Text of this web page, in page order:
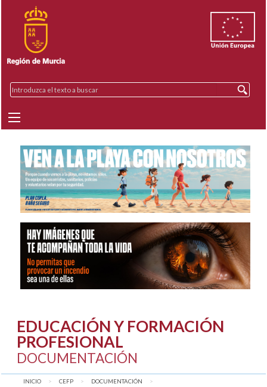
EDUCACIÓN Y FORMACIÓN
PROFESIONAL
DOCUMENTACIÓN
INICIO CEFP
DOCUMENTACIÓN